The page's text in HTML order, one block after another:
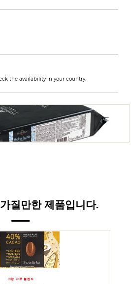
the availability in your country.
질만한 제품입니다.
그랑 끄루 블렌드